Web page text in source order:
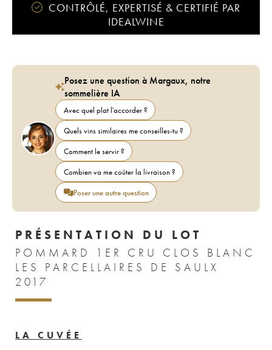
CONTRÔLÉ, EXPERTISÉ & CERTIFIÉ PAR
IDEALWINE
Posez une question à Margaux, notre
sommelière IA
Avec quel plat l'accorder ?
Quels vins similaires me conseilles-tu ?
Comment le servir ?
Combien va me coûter la livraison ?
Poser une autre question
PRÉSENTATION DU LOT
POMMARD 1ER CRU CLOS BLANC
LES PARCELLAIRES DE SAULX
2017
LA CUVÉE